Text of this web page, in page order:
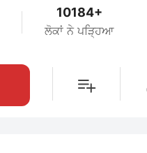
10184+
ਲੋਕਾਂ ਨੇ ਪੜ੍ਹਿਆ